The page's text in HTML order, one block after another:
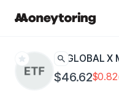
star search GLOBAL X
$46.62